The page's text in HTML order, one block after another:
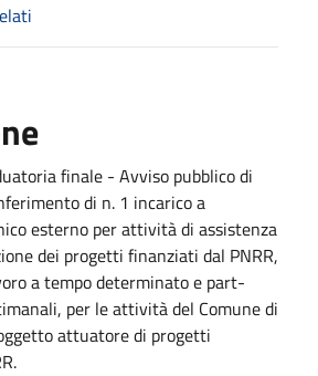
finale - Avviso pubblico di
di n. 1 incarico a
esterno per attività di assistenza
dei progetti finanziati dal PNRR,
a tempo determinato e part-
per le attività del Comune di
attuatore di progetti